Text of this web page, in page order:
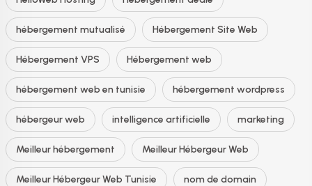
hébergement mutualisé Hébergement Site Web
Hébergement VPS Hébergement web
hébergement web en tunisie hébergement wordpress
hébergeur web intelligence artificielle marketing
Meilleur hébergement Meilleur Hébergeur Web
Meilleur Hébergeur Web Tunisie nom de domain